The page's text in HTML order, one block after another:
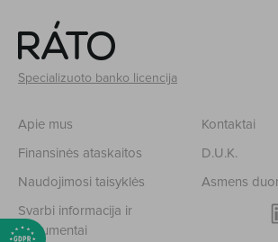
Specializuoto banko licencija
Apie mus Kontaktai
Finansinės ataskaitos D.U.K.
Naudojimosi taisyklės Asmens
Svarbi informacija ir
dokumentai